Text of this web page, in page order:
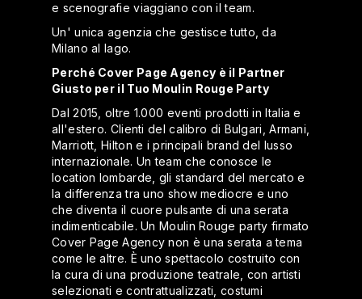
e scenografie viaggiano con il team.
Un' unica agenzia che gestisce tutto, da
Milano al lago.
Perché Cover Page Agency è il Partner
Giusto per il Tuo Moulin Rouge Party
Dal 2015, oltre 1.000 eventi prodotti in Italia e
all'estero. Clienti del calibro di Bulgari, Armani,
Marriott, Hilton e i principali brand del lusso
internazionale. Un team che conosce le
location lombarde, gli standard del mercato e
la differenza tra uno show mediocre e uno
che diventa il cuore pulsante di una serata
indimenticabile. Un Moulin Rouge party firmato
Cover Page Agency non è una serata a tema
come le altre. È uno spettacolo costruito con
la cura di una produzione teatrale, con artisti
selezionati e contrattualizzati, costumi